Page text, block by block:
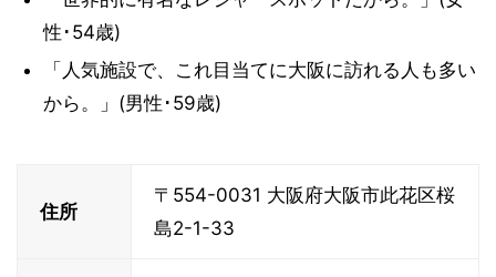
性･54歳)
「人気施設で、これ目当てに大阪に訪れる人も多い
から。」(男性･59歳)
住所
〒554-0031 大阪府大阪市此花区桜
島2-1-33